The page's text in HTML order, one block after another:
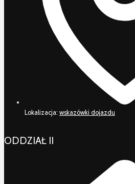
Lokalizacja: wskazówki dojazdu
ODDZIAŁ II